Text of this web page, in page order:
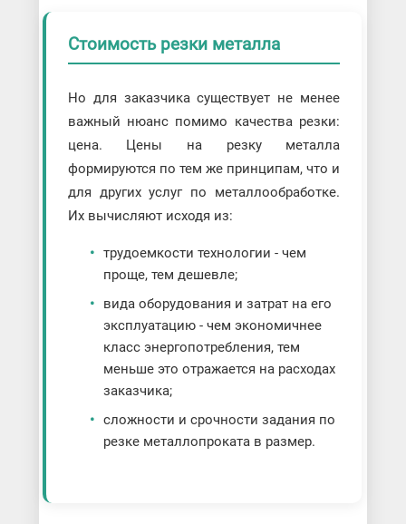
Стоимость резки металла
Но для заказчика существует не менее
важный нюанс помимо качества резки:
цена. Цены на резку металла
формируются по тем же принципам, что и
для других услуг по металлообработке.
Их вычисляют исходя из:
трудоемкости технологии - чем
проще, тем дешевле;
вида оборудования и затрат на его
эксплуатацию - чем экономичнее
класс энергопотребления, тем
меньше это отражается на расходах
заказчика;
сложности и срочности задания по
резке металлопроката в размер.